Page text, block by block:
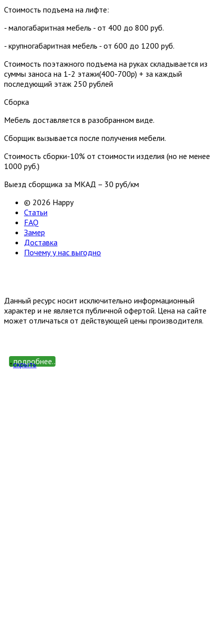
подробнее...
↑cкрыть
Стоимость подъема на лифте:
- малогабаритная мебель - от 400 до 800 руб.
- крупногабаритная мебель - от 600 до 1200 руб.
Стоимость поэтажного подъема на руках складывается из
суммы заноса на 1-2 этажи(400-700р) + за каждый
последующий этаж 250 рублей
Сборка
Мебель доставляется в разобранном виде.
Сборщик вызывается после получения мебели.
Стоимость сборки-10% от стоимости изделия (но не менее
1000 руб.)
Выезд сборщика за МКАД – 30 руб/км
© 2026 Happy
Статьи
FAQ
Замер
Доставка
Почему у нас выгодно
Данный ресурс носит исключительно информационный
характер и не является публичной офертой. Цена на сайте
может отличаться от действующей цены производителя.